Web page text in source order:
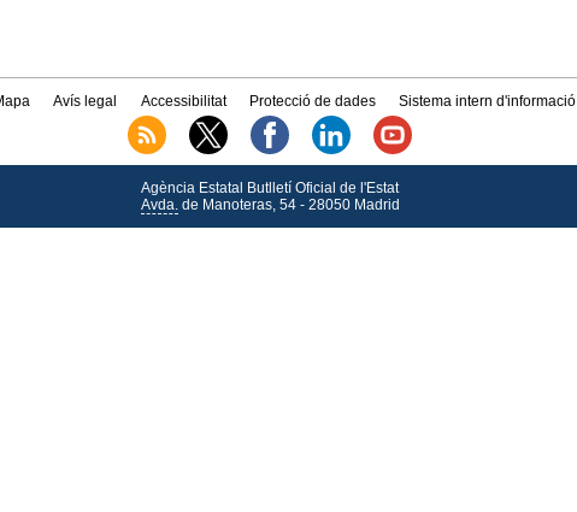
Avís legal Accessibilitat Protecció de dades Sistema intern d'informació
Agència Estatal Butlletí Oficial de l'Estat
Avda.de Manoteras, 54 - 28050 Madrid